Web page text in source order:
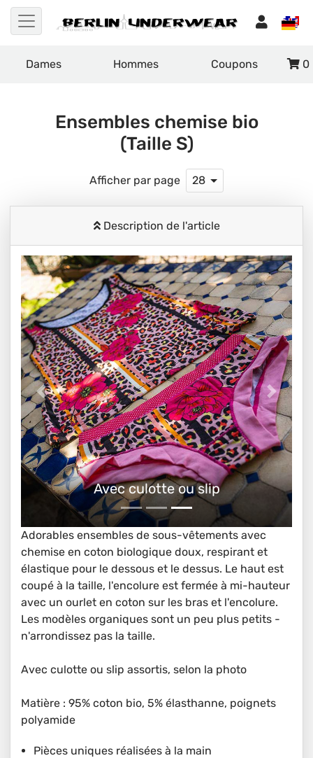
Dames Hommes Coupons 0
Ensembles chemise bio
(Taille S)
Afficher par page 28
Description de l'article
Ensembles de sous-vêtements bio
haut
Adorables ensembles de sous-vêtements avec
chemise en coton biologique doux, respirant et
élastique pour le dessous et le dessus. Le haut est
coupé à la taille, l'encolure est fermée à mi-hauteur
avec un ourlet en coton sur les bras et l'encolure.
Les modèles organiques sont un peu plus petits -
n'arrondissez pas la taille.
Avec culotte ou slip assortis, selon la photo
Matière : 95% coton bio, 5% élasthanne, poignets
polyamide
Pièces uniques réalisées à la main